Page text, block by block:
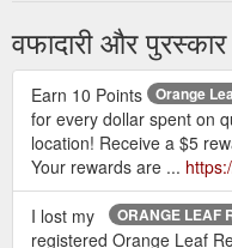
वफादारी और पुरस्कार
Orange
Earn 10 Points
for every dollar spent on
location! Receive a $5
Your rewards are ...
ORANGE LEAF
I lost my
registered Orange Leaf